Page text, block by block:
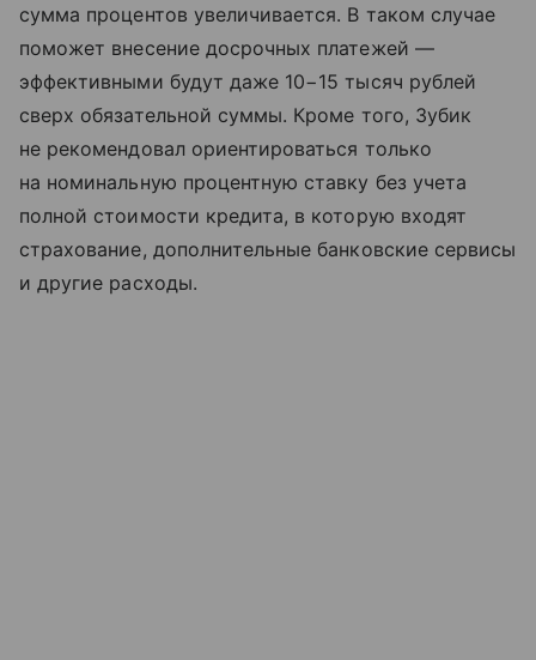
сумма процентов увеличивается. В таком случае
поможет внесение досрочных платежей —
эффективными будут даже 10−15 тысяч рублей
сверх обязательной суммы. Кроме того, Зубик
не рекомендовал ориентироваться только
на номинальную процентную ставку без учета
полной стоимости кредита, в которую входят
страхование, дополнительные банковские сервисы
и другие расходы.